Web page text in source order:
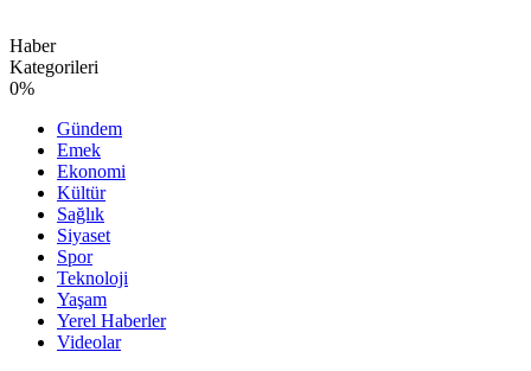
Haber
Kategorileri
0%
Gündem
Emek
Ekonomi
Kültür
Sağlık
Siyaset
Spor
Teknoloji
Yaşam
Yerel Haberler
Videolar